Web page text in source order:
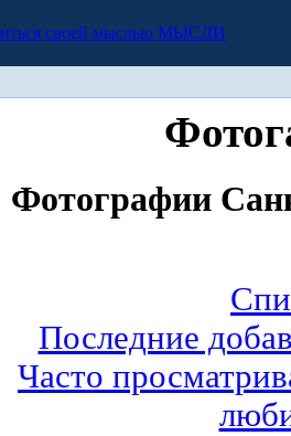
МЫСЛИ
Фотографии
Последние
Часто